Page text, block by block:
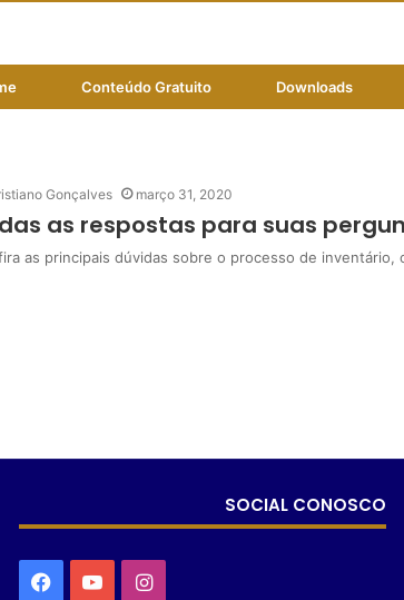
Conteúdo Gratuito Downloads
Gonçalves março 31, 2020
as respostas para suas
as principais dúvidas sobre o processo de
SOCIAL CONOSCO